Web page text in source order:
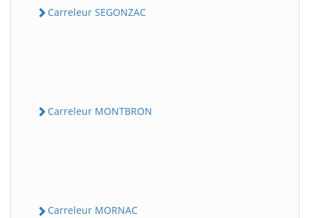
Carreleur SEGONZAC
Carreleur MONTBRON
Carreleur MORNAC